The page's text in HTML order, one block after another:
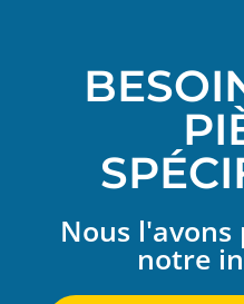
Nous
notre